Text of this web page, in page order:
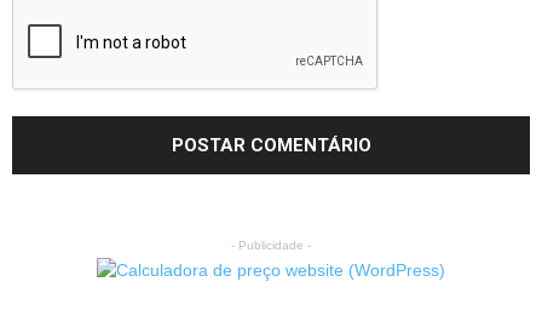
- Publicidade -